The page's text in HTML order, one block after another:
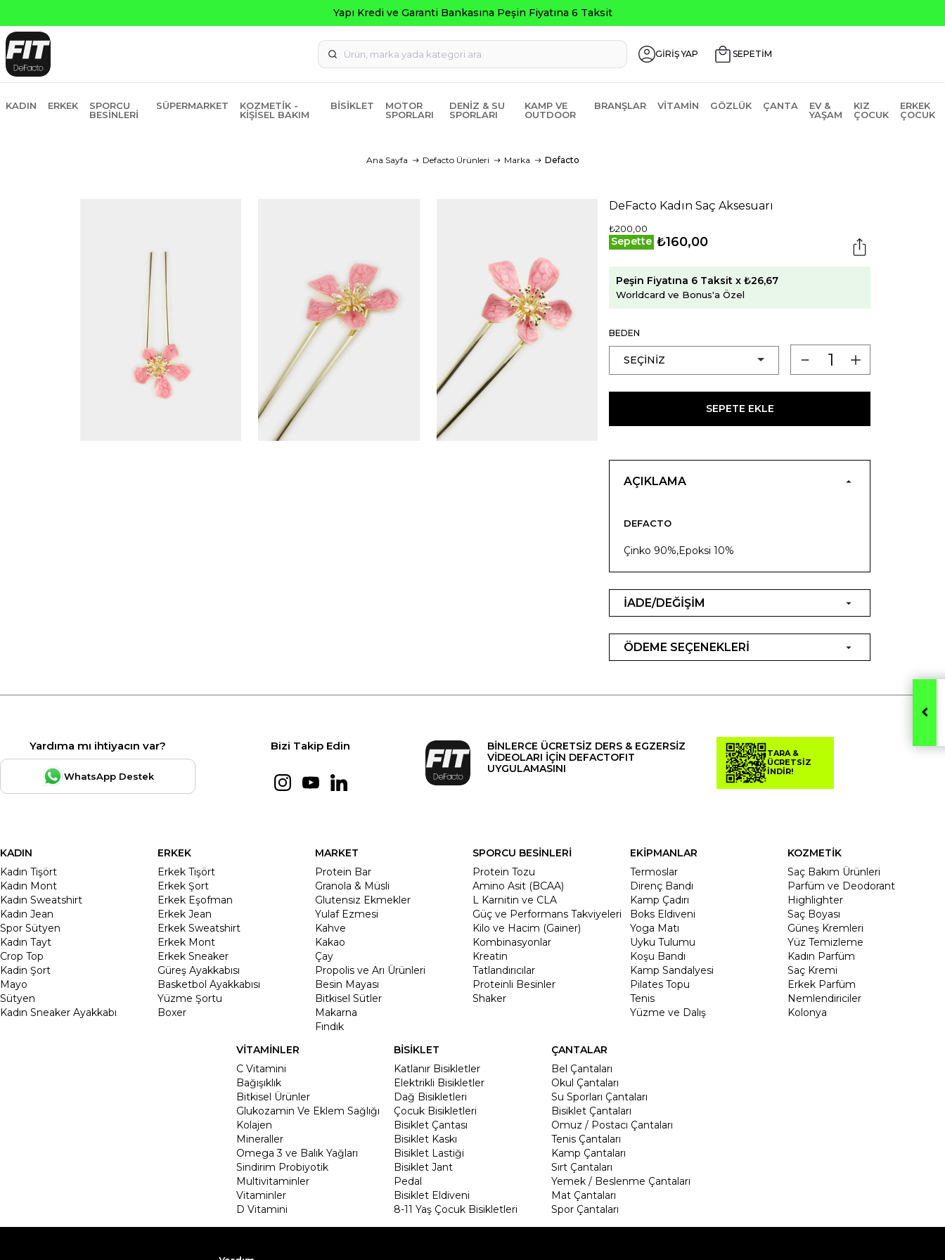
Yapı Kredi ve Garanti Bankasına Peşin Fiyatına 6 Taksit
GİRİŞ YAP SEPETİM
KADIN ERKEK
SPORCU
BESINLERI
SÜPERMARKET
KOZMETIK -
KIŞISEL BAKIM
BISIKLET
MOTOR
SPORLARI
DENIZ & SU
SPORLARI
KAMP VE
OUTDOOR
BRANŞLAR VITAMIN GÖZLÜK ÇANTA
EV &
YAŞAM
KIZ
ÇOCUK
ERKEK
ÇOCUK
Ana Sayfa Defacto Ürünleri Marka Defacto
DeFacto Kadın Saç Aksesuarı
₺200,00
Sepette ₺160,00
Peşin Fiyatına 6 Taksit x ₺26,67
Worldcard ve Bonus'a Özel
BEDEN
SEPETE EKLE
AÇIKLAMA
DEFACTO
Çinko 90%,Epoksi 10%
İADE/DEĞİŞİM
ÖDEME SEÇENEKLERİ
Yardıma mı ihtiyacın var?
WhatsApp Destek
Bizi Takip Edin
BİNLERCE ÜCRETSİZ DERS & EGZERSİZ
VİDEOLARI İÇİN DEFACTOFIT
UYGULAMASINI
TARA &
ÜCRETSİZ
İNDİR!
KADIN
Kadın Tişört
Kadın Mont
Kadın Sweatshirt
Kadın Jean
Spor Sütyen
Kadın Tayt
Crop Top
Kadin Şort
Mayo
Sütyen
Kadın Sneaker Ayakkabı
ERKEK
Erkek Tişört
Erkek Şort
Erkek Eşofman
Erkek Jean
Erkek Sweatshirt
Erkek Mont
Erkek Sneaker
Güreş Ayakkabısı
Basketbol Ayakkabısı
Yüzme Şortu
Boxer
MARKET
Protein Bar
Granola & Müsli
Glutensiz Ekmekler
Yulaf Ezmesi
Kahve
Kakao
Çay
Propolis ve Arı Ürünleri
Besin Mayası
Bitkisel Sütler
Makarna
Fındık
SPORCU BESİNLERİ
Protein Tozu
Amino Asit (BCAA)
L Karnitin ve CLA
Güç ve Performans Takviyeleri
Kilo ve Hacim (Gainer)
Kombinasyonlar
Kreatin
Tatlandırıcılar
Proteinli Besinler
Shaker
EKİPMANLAR
Termoslar
Direnç Bandı
Kamp Çadırı
Boks Eldiveni
Yoga Matı
Uyku Tulumu
Koşu Bandı
Kamp Sandalyesi
Pilates Topu
Tenis
Yüzme ve Dalış
KOZMETİK
Saç Bakım Ürünleri
Parfüm ve Deodorant
Highlighter
Saç Boyası
Güneş Kremleri
Yüz Temizleme
Kadın Parfüm
Saç Kremi
Erkek Parfüm
Nemlendiriciler
Kolonya
VİTAMİNLER
C Vitamini
Bağışıklık
Bitkisel Ürünler
Glukozamin Ve Eklem Sağlığı
Kolajen
Mineraller
Omega 3 ve Balık Yağları
Sindirim Probiyotik
Multivitaminler
Vitaminler
D Vitamini
BİSİKLET
Katlanır Bisikletler
Elektrikli Bisikletler
Dağ Bisikletleri
Çocuk Bisikletleri
Bisiklet Çantası
Bisiklet Kaskı
Bisiklet Lastiği
Bisiklet Jant
Pedal
Bisiklet Eldiveni
8-11 Yaş Çocuk Bisikletleri
ÇANTALAR
Bel Çantaları
Okul Çantaları
Su Sporları Çantaları
Bisiklet Çantaları
Omuz / Postacı Çantaları
Tenis Çantaları
Kamp Çantaları
Sırt Çantaları
Yemek / Beslenme Çantaları
Mat Çantaları
Spor Çantaları